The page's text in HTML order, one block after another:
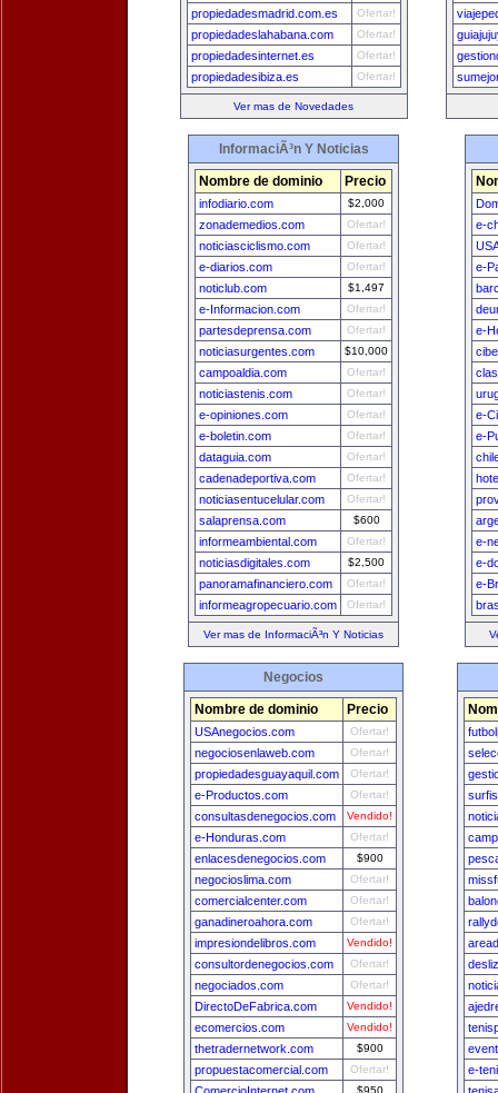
propiedadesmadrid.com.es Ofertar!
propiedadeslahabana.com Ofertar!
propiedadesinternet.es Ofertar!
propiedadesibiza.es Ofertar!
Ver mas de Novedades
InformaciÃ³n Y Noticias
Nombre de dominio Precio
infodiario.com $2,000
zonademedios.com Ofertar!
noticiasciclismo.com Ofertar!
e-diarios.com Ofertar!
noticlub.com $1,497
e-Informacion.com Ofertar!
partesdeprensa.com Ofertar!
noticiasurgentes.com $10,000
campoaldia.com Ofertar!
noticiastenis.com Ofertar!
e-opiniones.com Ofertar!
e-boletin.com Ofertar!
dataguia.com Ofertar!
cadenadeportiva.com Ofertar!
noticiasentucelular.com Ofertar!
salaprensa.com $600
informeambiental.com Ofertar!
noticiasdigitales.com $2,500
panoramafinanciero.com Ofertar!
informeagropecuario.com Ofertar!
Ver mas de InformaciÃ³n Y Noticias
e-
e-
e-
e-
e-
e-
e-
e-
Negocios
Nombre de dominio Precio
USAnegocios.com Ofertar!
negociosenlaweb.com Ofertar!
propiedadesguayaquil.com Ofertar!
e-Productos.com Ofertar!
consultasdenegocios.com Vendido!
e-Honduras.com Ofertar!
enlacesdenegocios.com $900
negocioslima.com Ofertar!
comercialcenter.com Ofertar!
ganadineroahora.com Ofertar!
impresiondelibros.com Vendido!
consultordenegocios.com Ofertar!
negociados.com Ofertar!
DirectoDeFabrica.com Vendido!
ecomercios.com Vendido!
thetradernetwork.com $900
propuestacomercial.com Ofertar!
$950
e-